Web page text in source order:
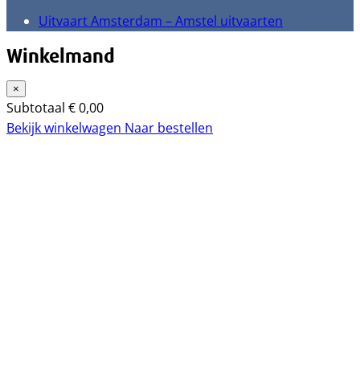
Uitvaart Amsterdam – Amstel uitvaarten
Winkelmand
×
Subtotaal €0,00
Bekijk winkelwagen Naar bestellen